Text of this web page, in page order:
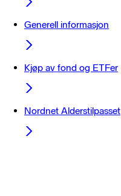
Generell informasjon
Kjøp av fond og ETFer
Nordnet Alderstilpasset